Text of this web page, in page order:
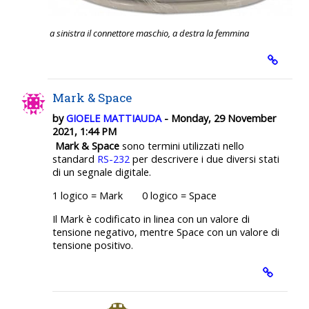
a sinistra il connettore maschio, a destra la femmina
Mark & Space
byGIOELE MATTIAUDA- Monday, 29 November
2021, 1:44 PM
Mark & Space sono termini utilizzati nello
standard RS-232 per descrivere i due diversi stati
di un segnale digitale.
1 logico = Mark 0 logico = Space
Il Mark è codificato in linea con un valore di
tensione negativo, mentre Space con un valore di
tensione positivo.